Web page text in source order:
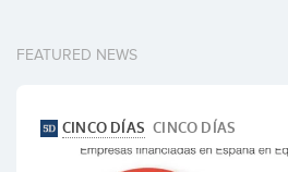
FEATURED NEWS